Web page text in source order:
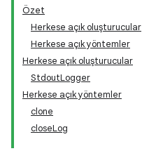
Özet
Herkese açık oluşturucular
Herkese açık yöntemler
Herkese açık oluşturucular
StdoutLogger
Herkese açık yöntemler
clone
closeLog